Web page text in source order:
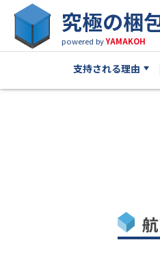
究極の梱
powered byYAMAKOH
支持される理由